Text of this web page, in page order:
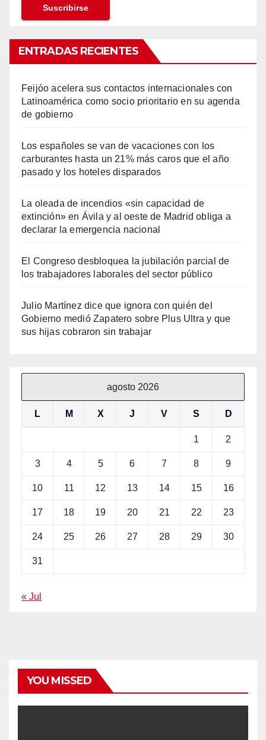
ENTRADAS RECIENTES
Feijóo acelera sus contactos internacionales con
Latinoamérica como socio prioritario en su agenda
de gobierno
Los españoles se van de vacaciones con los
carburantes hasta un 21% más caros que el año
pasado y los hoteles disparados
La oleada de incendios «sin capacidad de
extinción» en Ávila y al oeste de Madrid obliga a
declarar la emergencia nacional
El Congreso desbloquea la jubilación parcial de
los trabajadores laborales del sector público
Julio Martínez dice que ignora con quién del
Gobierno medió Zapatero sobre Plus Ultra y que
sus hijas cobraron sin trabajar
agosto 2026
L M X J V S D
1 2
3 4 5 6 7 8 9
10 11 12 13 14 15 16
17 18 19 20 21 22 23
24 25 26 27 28 29 30
31
« Jul
YOU MISSED